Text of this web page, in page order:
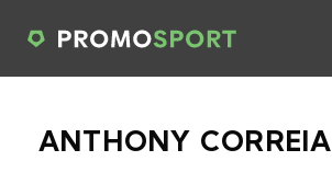
ANTHONY CORREIA